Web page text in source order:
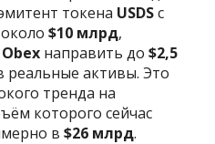
токена USDSс
около$10 млрд,
Obex направить до$2,5
реальные активы. Это
тренда на
которого сейчас
в$26 млрд.